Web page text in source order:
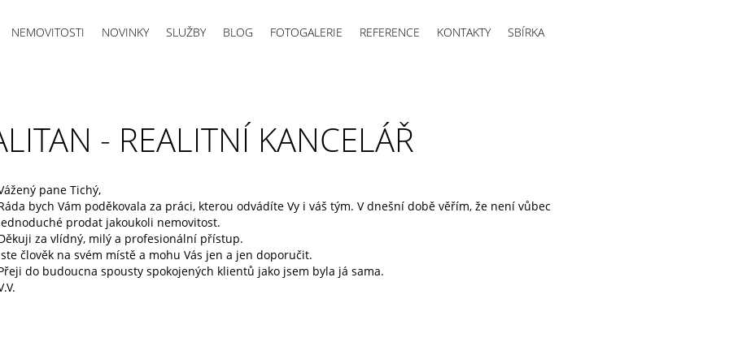
NEMOVITOSTI NOVINKY SLUŽBY BLOG FOTOGALERIE REFERENCE KONTAKTY SBÍRKA
- REALITNÍ KANCELÁŘ
pane Tichý,
bych Vám poděkovala za práci, kterou odvádíte Vy i váš tým. V dnešní době věřím, že není vůbec
prodat jakoukoli nemovitost.
za vlídný, milý a profesionální přístup.
člověk na svém místě a mohu Vás jen a jen doporučit.
do budoucna spousty spokojených klientů jako jsem byla já sama.